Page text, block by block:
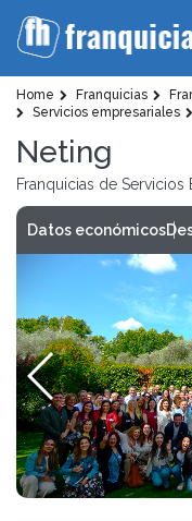
Home Franquicias
Servicios empresariales
Neting
Franquicias de Servicios
Datos económicos